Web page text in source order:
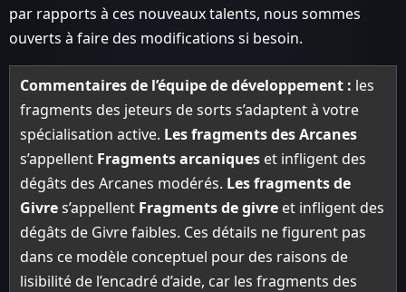
par rapports à ces nouveaux talents, nous sommes
ouverts à faire des modifications si besoin.
Commentaires de l’équipe de développement : les
fragments des jeteurs de sorts s’adaptent à votre
spécialisation active. Les fragments des Arcanes
s’appellent Fragments arcaniques et infligent des
dégâts des Arcanes modérés. Les fragments de
Givres’appellent Fragments de givre et infligent des
dégâts de Givre faibles. Ces détails ne figurent pas
dans ce modèle conceptuel pour des raisons de
lisibilité de l’encadré d’aide, car les fragments des